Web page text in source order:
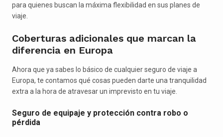
para quienes buscan la máxima flexibilidad en sus planes de
viaje.
Coberturas adicionales que marcan la
diferencia en Europa
Ahora que ya sabes lo básico de cualquier seguro de viaje a
Europa, te contamos qué cosas pueden darte una tranquilidad
extra a la hora de atravesar un imprevisto en tu viaje.
Seguro de equipaje y protección contra robo o
pérdida